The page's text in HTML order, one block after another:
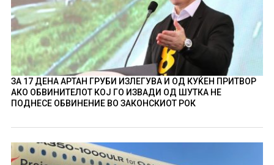
ЗА 17 ДЕНА АРТАН ГРУБИ ИЗЛЕГУВА И ОД КУЌЕН ПРИТВОР
АКО ОБВИНИТЕЛОТ КОЈ ГО ИЗВАДИ ОД ШУТКА НЕ
ПОДНЕСЕ ОБВИНЕНИЕ ВО ЗАКОНСКИОТ РОК